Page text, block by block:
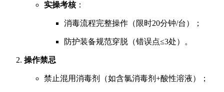
实操考核：
消毒流程完整操作（限时20分钟/台）；
防护装备规范穿脱（错误点≤3处）。
操作禁忌
禁止混用消毒剂（如含氯消毒剂+酸性溶液）；